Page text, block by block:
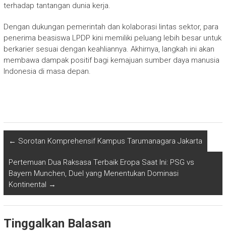
terhadap tantangan dunia kerja.
Dengan dukungan pemerintah dan kolaborasi lintas sektor, para
penerima beasiswa LPDP kini memiliki peluang lebih besar untuk
berkarier sesuai dengan keahliannya. Akhirnya, langkah ini akan
membawa dampak positif bagi kemajuan sumber daya manusia
Indonesia di masa depan.
← Sorotan Komprehensif Kampus Tarumanagara Jakarta
Pertemuan Dua Raksasa Terbaik Eropa Saat Ini: PSG vs
Bayern Munchen, Duel yang Menentukan Dominasi
Kontinental →
Tinggalkan Balasan